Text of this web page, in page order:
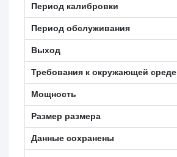
Период калибровки
Период обслуживания
Выход
Требования к окружающей среде
Мощность
Размер размера
Данные сохранены